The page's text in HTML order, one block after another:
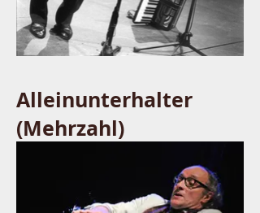
Alleinunterhalter
(Mehrzahl)